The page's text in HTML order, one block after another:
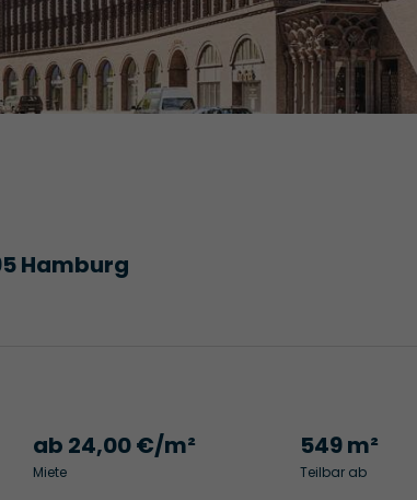
Hamburg
ab 24,00 €/m²
Miete
549 m²
Teilbar ab